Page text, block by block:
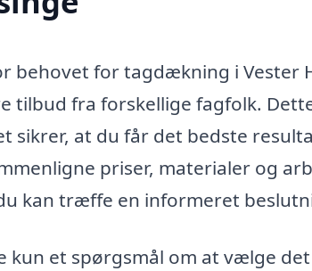
behovet for tagdækning i Vester
tilbud fra forskellige fagfolk.
sikrer, at du får det bedste
priser, materialer og
kan træffe en informeret
kun et spørgsmål om at vælge